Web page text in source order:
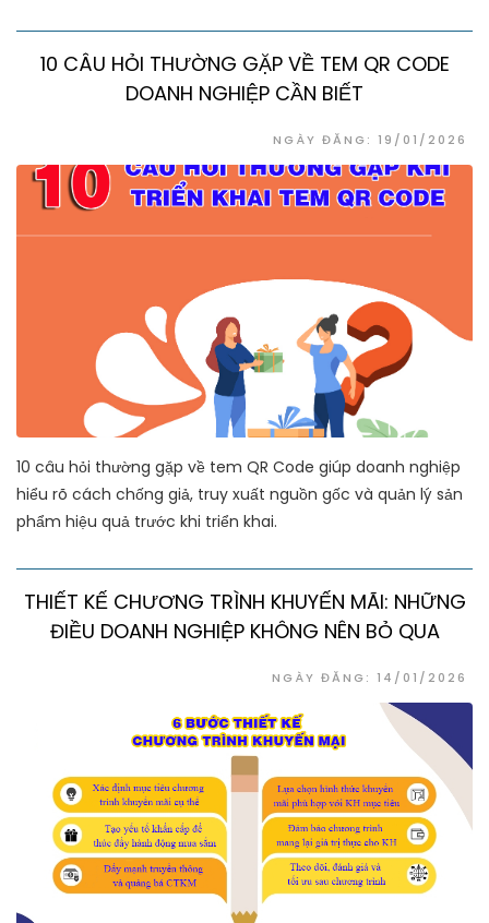
10 CÂU HỎI THƯỜNG GẶP VỀ TEM QR CODE
DOANH NGHIỆP CẦN BIẾT
NGÀY ĐĂNG: 19/01/2026
10 câu hỏi thường gặp về tem QR Code giúp doanh nghiệp
hiểu rõ cách chống giả, truy xuất nguồn gốc và quản lý sản
phẩm hiệu quả trước khi triển khai.
THIẾT KẾ CHƯƠNG TRÌNH KHUYẾN MÃI: NHỮNG
ĐIỀU DOANH NGHIỆP KHÔNG NÊN BỎ QUA
NGÀY ĐĂNG: 14/01/2026